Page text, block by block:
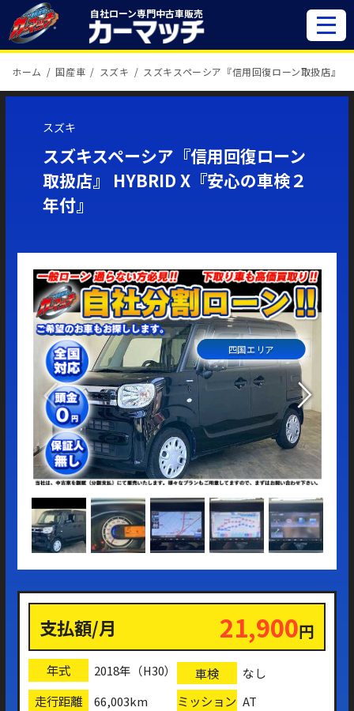
自社ローン専門中古車販売
ホーム 国産車 スズキ スズキスペーシア『信用回復ローン取扱店』
スズキ
スズキスペーシア『信用回復ローン
取扱店』 HYBRID X『安心の車検２
年付』
四国エリア
支払額/月 21,900円
年式 2018年（H30） 車検 なし
走行距離 66,003km ミッション AT